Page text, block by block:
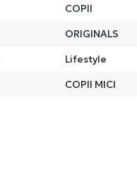
COPII
ORIGINALS
Lifestyle
COPII MICI